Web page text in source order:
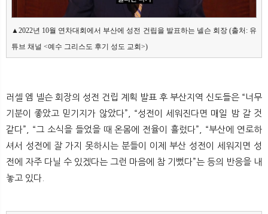
▲2022년 10월 연차대회에서 부산에 성전 건립을 발표하는 넬슨 회장 (출처: 유
튜브 채널 <예수 그리스도 후기 성도 교회>)
러셀 엠 넬슨 회장의 성전 건립 계획 발표 후 부산지역 신도들은 “너무
기분이 좋았고 믿기지가 않았다”, “성전이 세워진다면 매일 밤 갈 것
같다”, “그 소식을 들었을 때 온몸에 전율이 흘렀다”, “부산에 연로하
셔서 성전에 잘 가지 못하시는 분들이 이제 부산 성전이 세워지면 성
전에 자주 다닐 수 있겠다는 그런 마음에 참 기뻤다”는 등의 반응을 내
놓고 있다.